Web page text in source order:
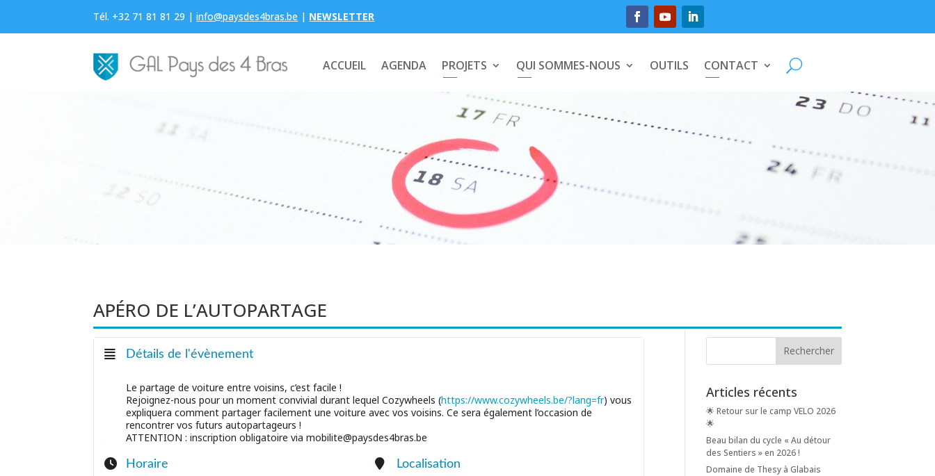
Tél. +32 71 81 81 29 | info@paysdes4bras.be | NEWSLETTER
ACCUEIL AGENDA PROJETS QUI SOMMES-NOUS OUTILS CONTACT
APÉRO DE L’AUTOPARTAGE
Détails de l'évènement
Le partage de voiture entre voisins, c’est facile !
Rejoignez-nous pour un moment convivial durant lequel Cozywheels (https://www.cozywheels.be/?lang=fr) vous
expliquera comment partager facilement une voiture avec vos voisins. Ce sera également l’occasion de
rencontrer vos futurs autopartageurs !
ATTENTION : inscription obligatoire via mobilite@paysdes4bras.be
Horaire Localisation
Articles récents
🌟 Retour sur le camp VELO 2026
🌟
Beau bilan du cycle « Au détour
des Sentiers » en 2026 !
Domaine de Thesy à Glabais